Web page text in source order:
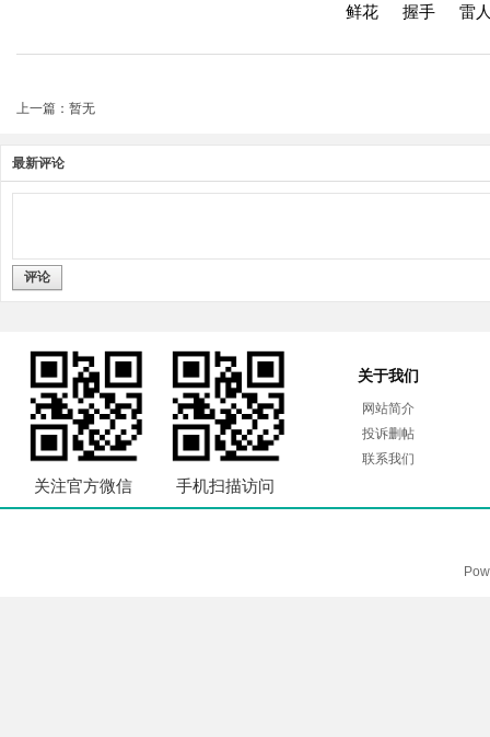
鲜花 握手 雷
上一篇：暂无
最新评论
评论
关注官方微信 手机扫描访问
关于我们
网站简介
投诉删帖
联系我们